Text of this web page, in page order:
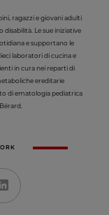
ragazzi e giovani adulti
Le sue iniziative
e supportano le
laboratori di cucina e
in cura nei reparti di
ereditarie
di ematologia pediatrica